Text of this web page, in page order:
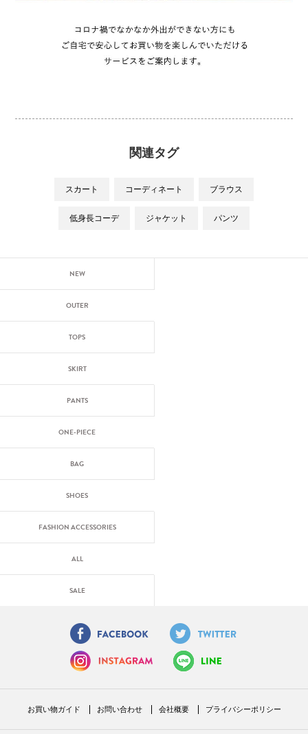
関連タグ
スカート コーディネート ブラウス
低身長コーデ ジャケット パンツ
NEW
OUTER
TOPS
SKIRT
PANTS
ONE-PIECE
BAG
SHOES
FASHION ACCESSORIES
ALL
SALE
お買い物ガイド お問い合わせ 会社概要 プライバシーポリシー